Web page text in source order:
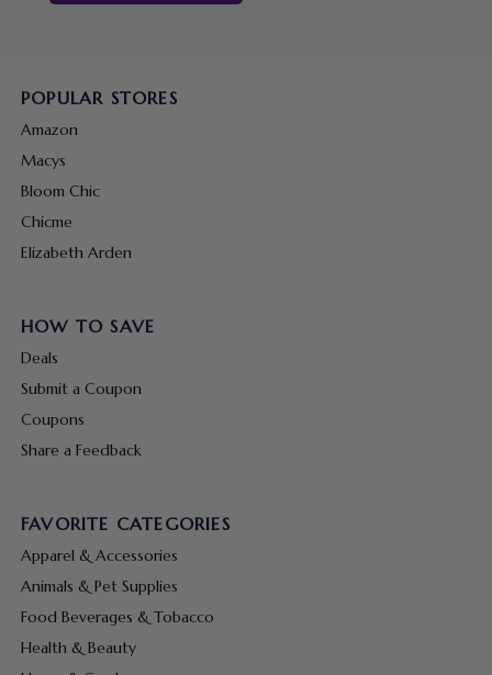
POPULAR STORES
Amazon
Macys
Bloom Chic
Chicme
Elizabeth Arden
HOW TO SAVE
Deals
Submit a Coupon
Coupons
Share a Feedback
FAVORITE CATEGORIES
Apparel & Accessories
Animals & Pet Supplies
Food Beverages & Tobacco
Health & Beauty